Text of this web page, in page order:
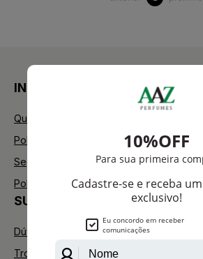
INSTITUCIONAL
Quem Somos
Política de Privacidade
Segurança
Política de Troca
SUPORTE
Dúvidas Frequentes
Trocas e Devoluções